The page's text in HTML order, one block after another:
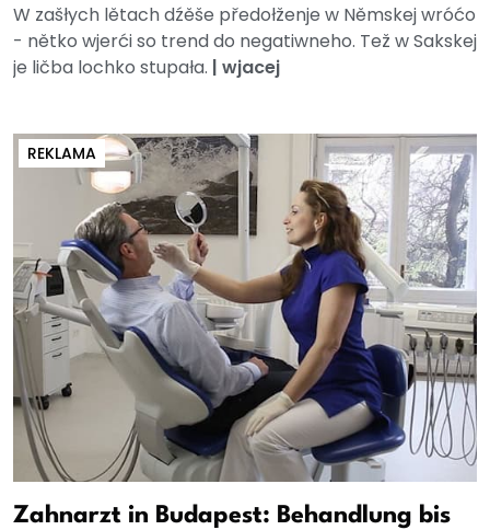
W zašłych lětach dźěše předołženje w Němskej wróćo
- nětko wjerći so trend do negatiwneho. Tež w Sakskej
je ličba lochko stupała. | wjacej
REKLAMA
Zahnarzt in Budapest: Behandlung bis